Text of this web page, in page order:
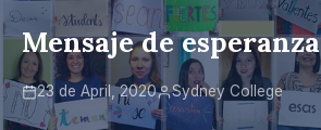
Mensaje de esperanza
23 de April, 2020 Sydney College